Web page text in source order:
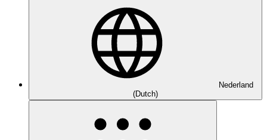
Nederland
(Dutch)